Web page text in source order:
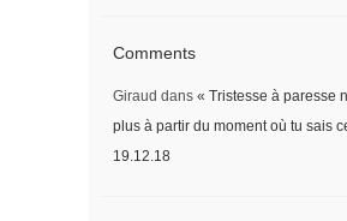
Comments
Giraud dans « Tristesse à paresse
plus à partir du moment où tu sais
19.12.18